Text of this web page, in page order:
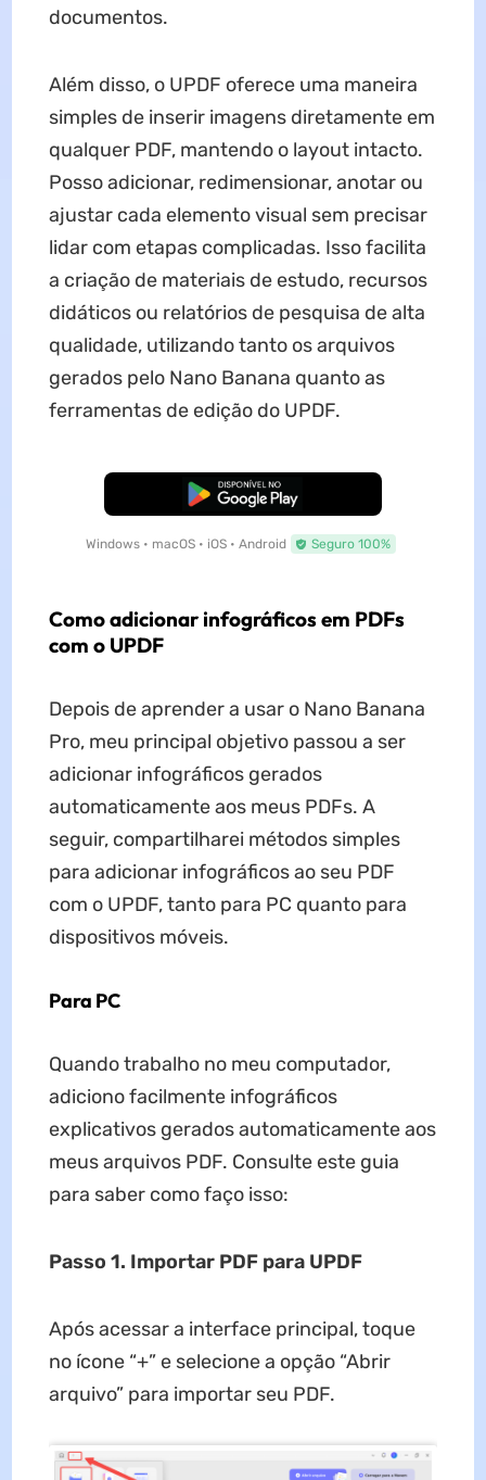
documentos.
Além disso, o UPDF oferece uma maneira
simples de inserir imagens diretamente em
qualquer PDF, mantendo o layout intacto.
Posso adicionar, redimensionar, anotar ou
ajustar cada elemento visual sem precisar
lidar com etapas complicadas. Isso facilita
a criação de materiais de estudo, recursos
didáticos ou relatórios de pesquisa de alta
qualidade, utilizando tanto os arquivos
gerados pelo Nano Banana quanto as
ferramentas de edição do UPDF.
Baixar Grátis
Windows • macOS • iOS • Android Seguro 100%
Como adicionar infográficos em PDFs
com o UPDF
Depois de aprender a usar o Nano Banana
Pro, meu principal objetivo passou a ser
adicionar infográficos gerados
automaticamente aos meus PDFs. A
seguir, compartilharei métodos simples
para adicionar infográficos ao seu PDF
com o UPDF, tanto para PC quanto para
dispositivos móveis.
Para PC
Quando trabalho no meu computador,
adiciono facilmente infográficos
explicativos gerados automaticamente aos
meus arquivos PDF. Consulte este guia
para saber como faço isso:
Passo 1. Importar PDF para UPDF
Após acessar a interface principal, toque
no ícone “+” e selecione a opção “Abrir
arquivo” para importar seu PDF.